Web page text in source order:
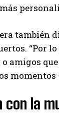
también
“Por
amigos
con la